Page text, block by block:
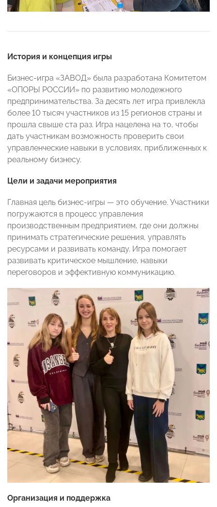
История и концепция игры
Бизнес-игра «ЗАВОД» была разработана Комитетом
«ОПОРЫ РОССИИ» по развитию молодежного
предпринимательства. За десять лет игра привлекла
более 10 тысяч участников из 15 регионов страны и
прошла свыше ста раз. Игра нацелена на то, чтобы
дать участникам возможность проверить свои
управленческие навыки в условиях, приближенных к
реальному бизнесу.
Цели и задачи мероприятия
Главная цель бизнес-игры — это обучение. Участники
погружаются в процесс управления
производственным предприятием, где они должны
принимать стратегические решения, управлять
ресурсами и развивать команду. Игра помогает
развивать критическое мышление, навыки
переговоров и эффективную коммуникацию.
Организация и поддержка